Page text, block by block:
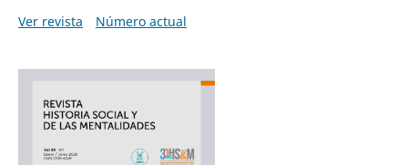
Ver revista
Número actual